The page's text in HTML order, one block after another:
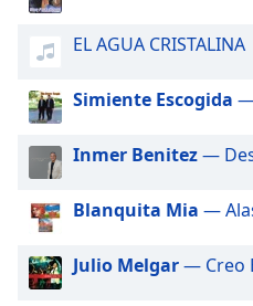
Picture
modal
window.
Beginning
dialog
window.
EL AGUA CRISTALINA
Simiente Escogida —
Inmer Benitez—
Blanquita Mia —
Julio Melgar— Creo